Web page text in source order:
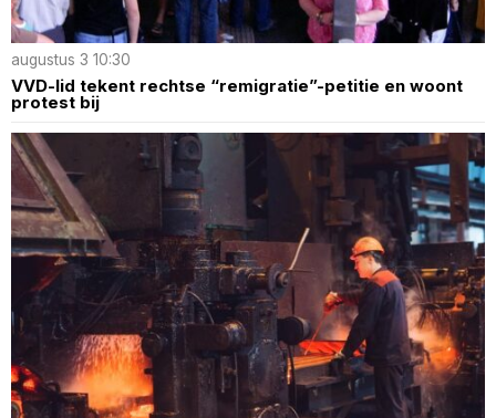
augustus 3 10:30
VVD-lid tekent rechtse “remigratie”-petitie en woont
protest bij